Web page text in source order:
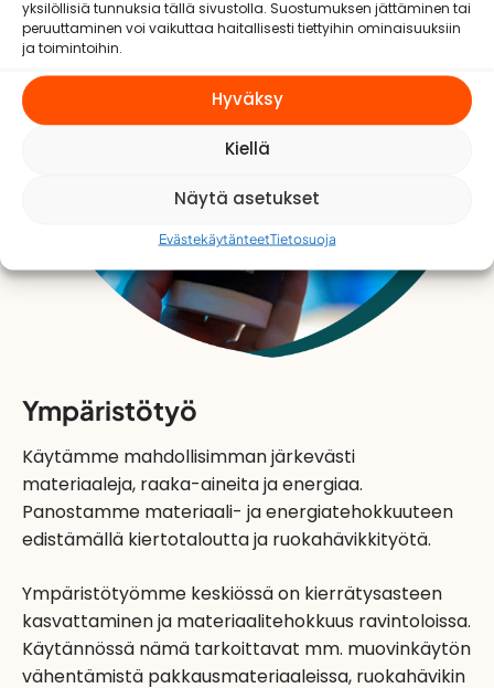
yksilöllisiä tunnuksia tällä sivustolla. Suostumuksen jättäminen tai
peruuttaminen voi vaikuttaa haitallisesti tiettyihin ominaisuuksiin
ja toimintoihin.
Hyväksy
Kiellä
Näytä asetukset
EvästekäytänteetTietosuoja
Ympäristötyö
Käytämme mahdollisimman järkevästi
materiaaleja, raaka-aineita ja energiaa.
Panostamme materiaali- ja energiatehokkuuteen
edistämällä kiertotaloutta ja ruokahävikkityötä.
Ympäristötyömme keskiössä on kierrätysasteen
kasvattaminen ja materiaalitehokkuus ravintoloissa.
Käytännössä nämä tarkoittavat mm. muovinkäytön
vähentämistä pakkausmateriaaleissa, ruokahävikin